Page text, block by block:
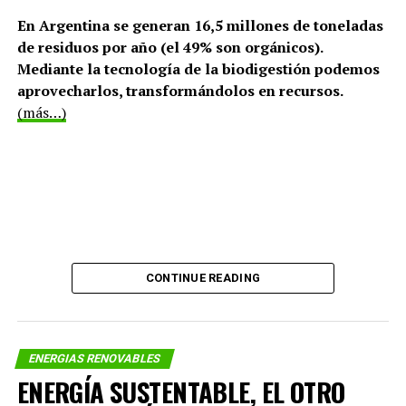
¿CÓMO OBTENER ENERGÍA A PARTIR DE RESIDUOS?
ENERGÍA SUSTENTABLE, EL OTRO GRAN DESAFÍO GLOBAL
En Argentina se generan 16,5 millones de toneladas
de residuos por año (el 49% son orgánicos).
Mediante la tecnología de la biodigestión podemos
aprovecharlos, transformándolos en recursos.
(más…)
CONTINUE READING
ENERGIAS RENOVABLES
ENERGÍA SUSTENTABLE, EL OTRO